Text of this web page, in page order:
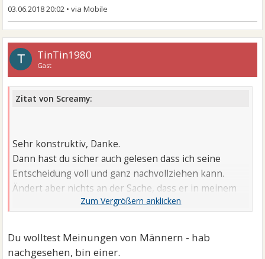
03.06.2018 20:02 •
T TinTin1980
Gast
Zitat von Screamy:
Sehr konstruktiv, Danke.
Dann hast du sicher auch gelesen dass ich seine
Entscheidung voll und ganz nachvollziehen kann.
Ändert aber nichts an der Sache, dass er in meinem
Leben einfach fehlt. Ich vermisse ihn sehr und liebe
Du wolltest Meinungen von Männern - hab
nachgesehen, bin einer.